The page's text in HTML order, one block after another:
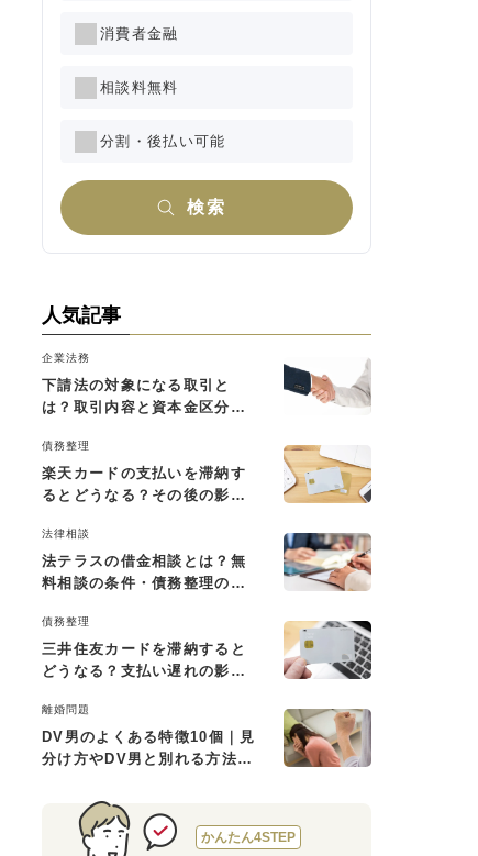
消費者金融
相談料無料
分割・後払い可能
検索
人気記事
企業法務
下請法の対象になる取引と
は？取引内容と資本金区分に
債務整理
楽天カードの支払いを滞納す
るとどうなる？その後の影響
法律相談
法テラスの借金相談とは？無
料相談の条件・債務整理の費
債務整理
三井住友カードを滞納すると
どうなる？支払い遅れの影響
離婚問題
DV男のよくある特徴10個｜見
分け方やDV男と別れる方法も
かんたん4STEP